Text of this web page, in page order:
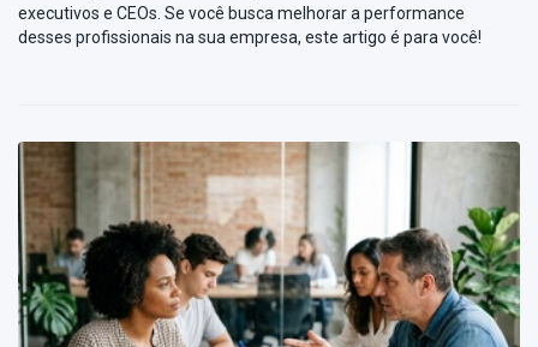
executivos e CEOs. Se você busca melhorar a performance
desses profissionais na sua empresa, este artigo é para você!